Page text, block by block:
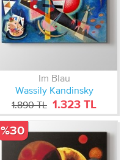
Im Blau
Wassily Kandinsky
1.890 TL 1.323 TL
%30